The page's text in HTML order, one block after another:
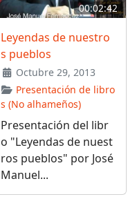
00:02:42
Leyendas de nuestro
s pueblos
Octubre 29, 2013
Presentación de libro
s (No alhameños)
Presentación del libr
o "Leyendas de nuest
ros pueblos" por José
Manuel...